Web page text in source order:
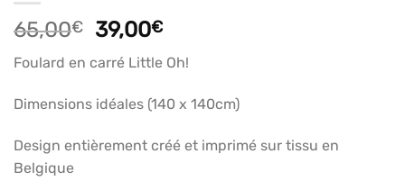
65,00€
Le
prix
initial
était :
65,00€.
39,00€Le
prix
actuel
est :
39,00€.
Foulard en carré Little Oh!
Dimensions idéales (140 x 140cm)
Design entièrement créé et imprimé sur tissu en
Belgique